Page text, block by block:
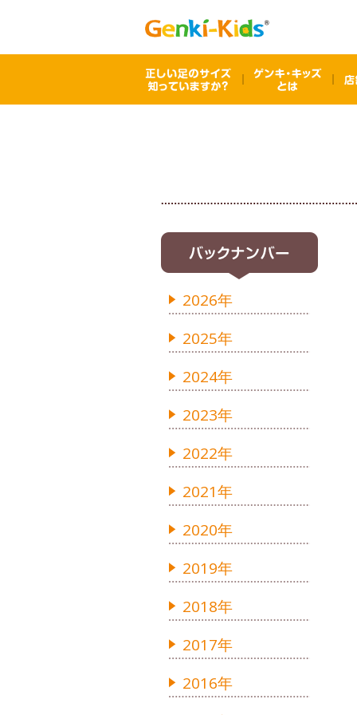
2026年
2025年
2024年
2023年
2022年
2021年
2020年
2019年
2018年
2017年
2016年